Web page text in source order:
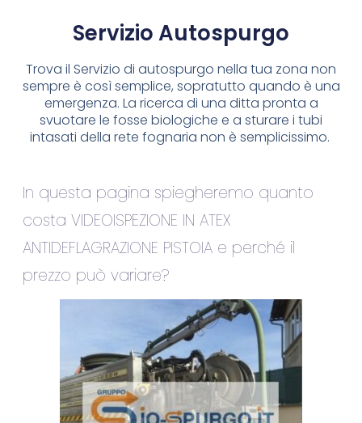
Servizio Autospurgo
Trova il Servizio di autospurgo nella tua zona non
sempre è così semplice, sopratutto quando è una
emergenza. La ricerca di una ditta pronta a
svuotare le fosse biologiche e a sturare i tubi
intasati della rete fognaria non è semplicissimo.
In questa pagina spiegheremo quanto
costa VIDEOISPEZIONE IN ATEX
ANTIDEFLAGRAZIONE PISTOIA e perché il
prezzo può variare?